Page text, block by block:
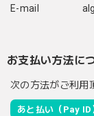
E-mail
お支払い方法に
次の方法がご利用
あと払い（Pay ID